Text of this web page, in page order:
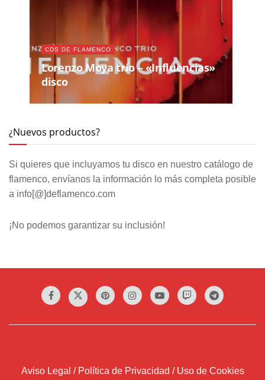
CDS DE FLAMENCO
Lorenzo Moya trío – «Influencias»
disco
¿Nuevos productos?
Si quieres que incluyamos tu disco en nuestro catálogo de
flamenco, envíanos la información lo más completa posible
a info[@]deflamenco.com
¡No podemos garantizar su inclusión!
Aviso Legal / Política de Privacidad / Uso de Cookies